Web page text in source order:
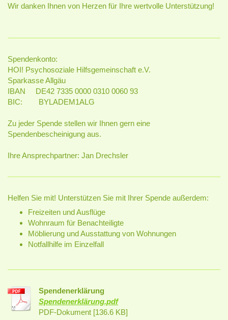
Wir danken Ihnen von Herzen für Ihre wertvolle Unterstützung!
Spendenkonto:
HOI! Psychosoziale Hilfsgemeinschaft e.V.
Sparkasse Allgäu
IBAN DE42 7335 0000 0310 0060 93
BIC: BYLADEM1ALG
Zu jeder Spende stellen wir Ihnen gern eine
Spendenbescheinigung aus.
Ihre Ansprechpartner: Jan Drechsler
Helfen Sie mit! Unterstützen Sie mit Ihrer Spende außerdem:
Freizeiten und Ausflüge
Wohnraum für Benachteiligte
Möblierung und Ausstattung von Wohnungen
Notfallhilfe im Einzelfall
Spendenerklärung
Spendenerklärung.pdf
PDF-Dokument [136.6 KB]